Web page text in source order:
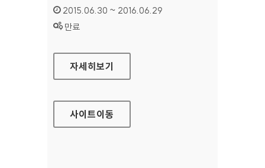
인증기간 :
2015.06.30 ~ 2016.06.29
상태 :
만료
메리츠화재 다이렉트몰 홈페이지
자세히보기
사이트이동